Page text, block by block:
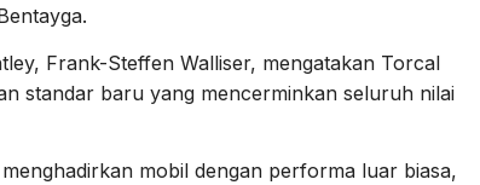
Frank-Steffen Walliser, mengatakan Torcal
standar baru yang mencerminkan seluruh nilai
mobil dengan performa luar biasa,